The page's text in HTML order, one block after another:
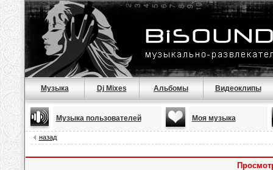
Музыка Dj Mixes Альбомы Видеоклипы
Музыка пользователей Моя музыка
назад